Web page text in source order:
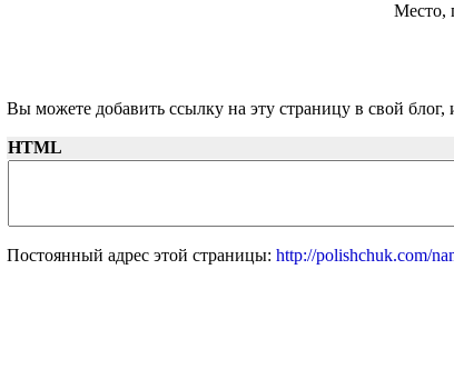
Место,
Вы можете добавить ссылку на эту страницу в свой
HTML
Постоянный адрес этой страницы: http://polishchuk.com/